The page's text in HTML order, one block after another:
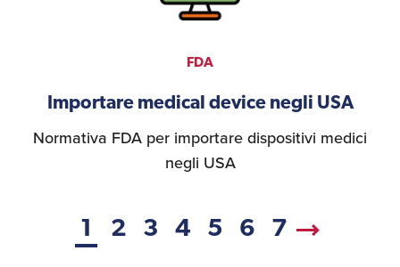
FDA
Importare medical device negli USA
Normativa FDA per importare dispositivi medici
negli USA
1 2 3 4 5 6 7